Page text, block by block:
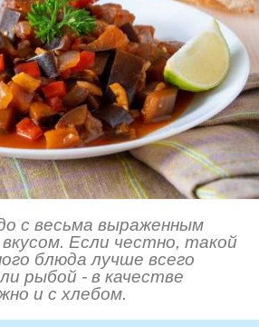
с весьма выраженным
Если честно, такой
блюда лучше всего
рыбой - в качестве
и с хлебом.